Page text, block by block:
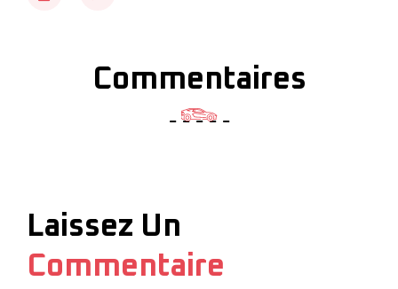
Commentaires
Laissez Un
Commentaire